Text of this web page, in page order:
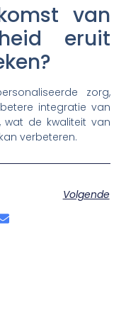
van
eruit
zorg,
integratie van
wat de kwaliteit van
verbeteren.
Volgende